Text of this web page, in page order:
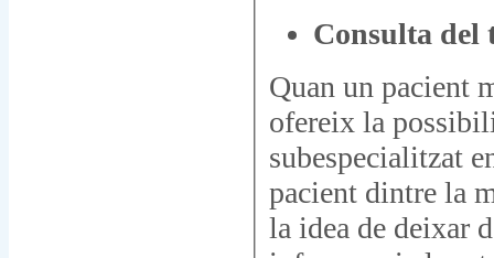
Consulta del
Quan un pacient
ofereix la
subespecialitzat
pacient dintre la
la idea de deixar